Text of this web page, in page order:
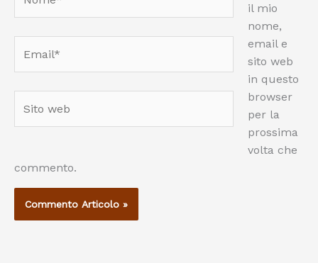
web
il mio
nome,
email e
sito web
in questo
browser
per la
prossima
volta che
commento.